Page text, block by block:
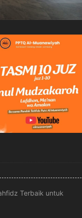
Terbaik untuk